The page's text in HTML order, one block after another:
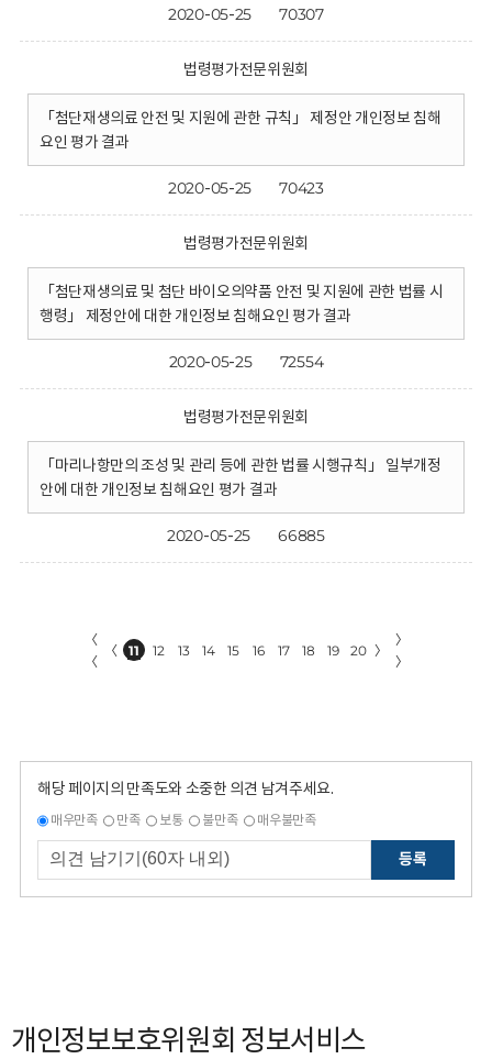
2020-05-25 70307
법령평가전문위원회
「첨단재생의료 안전 및 지원에 관한 규칙」 제정안 개인정보 침해
요인 평가 결과
2020-05-25 70423
법령평가전문위원회
「첨단재생의료 및 첨단 바이오의약품 안전 및 지원에 관한 법률 시
행령」 제정안에 대한 개인정보 침해요인 평가 결과
2020-05-25 72554
법령평가전문위원회
「마리나항만의 조성 및 관리 등에 관한 법률 시행규칙」 일부개정
안에 대한 개인정보 침해요인 평가 결과
2020-05-25 66885
〈
〈
〈 11 12 13 14 15 16 17 18 19 20 〉
〉
〉
해당 페이지의 만족도와 소중한 의견 남겨주세요.
매우만족 만족 보통 불만족 매우불만족
등록
개인정보보호위원회 정보서비스